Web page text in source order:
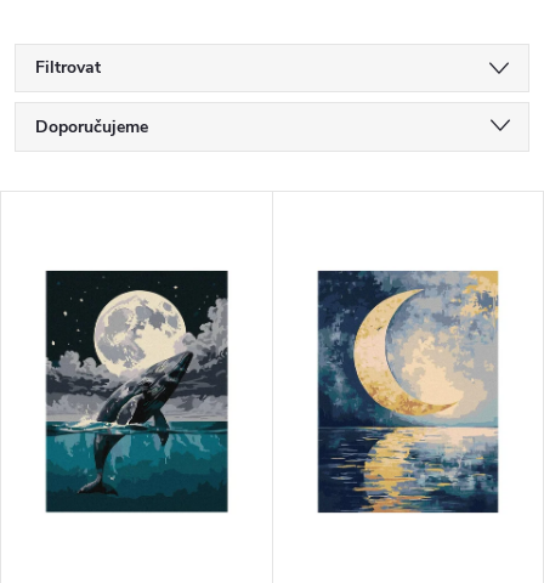
Filtrovat
Ř
a
Doporučujeme
Nejprodávanější
Abecedně